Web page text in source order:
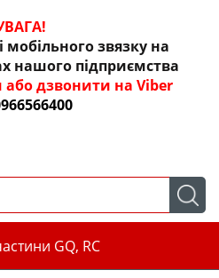
мобільного звязку на
нашого підприємства
дзвонити на Viber
GQ, RC